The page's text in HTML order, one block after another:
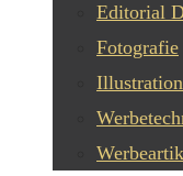
Editorial
Fotografie